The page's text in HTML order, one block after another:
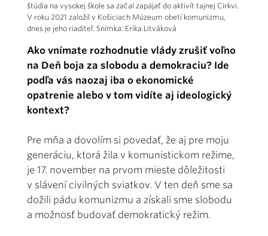
štúdia na vysokej škole sa začal zapájať do aktivít tajnej Cirkvi.
V roku 2021 založil v Košiciach Múzeum obetí komunizmu,
dnes je jeho riaditeľ. Snímka: Erika Litváková
Ako vnímate rozhodnutie vlády zrušiť voľno
na Deň boja za slobodu a demokraciu? Ide
podľa vás naozaj iba o ekonomické
opatrenie alebo v tom vidíte aj ideologický
kontext?
Pre mňa a dovolím si povedať, že aj pre moju
generáciu, ktorá žila v komunistickom režime,
je 17. november na prvom mieste dôležitosti
v slávení civilných sviatkov. V ten deň sme sa
dožili pádu komunizmu a získali sme slobodu
a možnosť budovať demokratický režim.